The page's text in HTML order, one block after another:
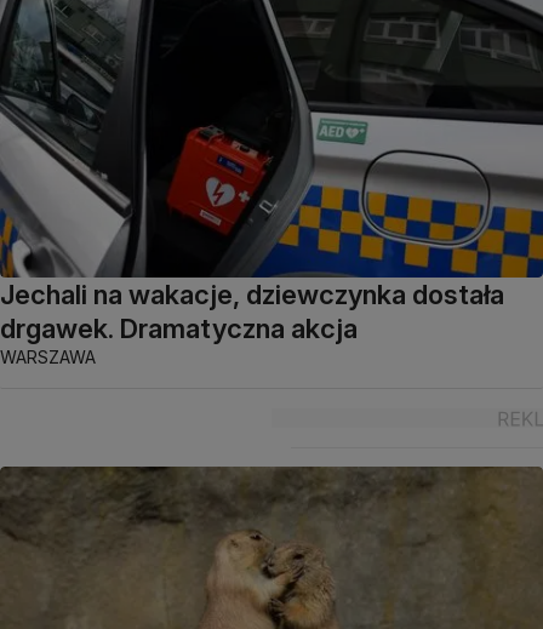
Jechali na wakacje, dziewczynka dostała
drgawek. Dramatyczna akcja
WARSZAWA